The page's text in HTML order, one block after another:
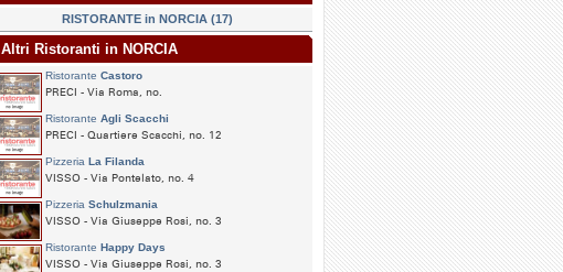
RISTORANTE in NORCIA (17)
Altri Ristoranti in NORCIA
Ristorante Castoro
PRECI - Via Roma, no.
Ristorante Agli Scacchi
PRECI - Quartiere Scacchi, no. 12
Pizzeria La Filanda
VISSO - Via Pontelato, no. 4
Pizzeria Schulzmania
VISSO - Via Giuseppe Rosi, no. 3
Ristorante Happy Days
VISSO - Via Giuseppe Rosi, no. 3